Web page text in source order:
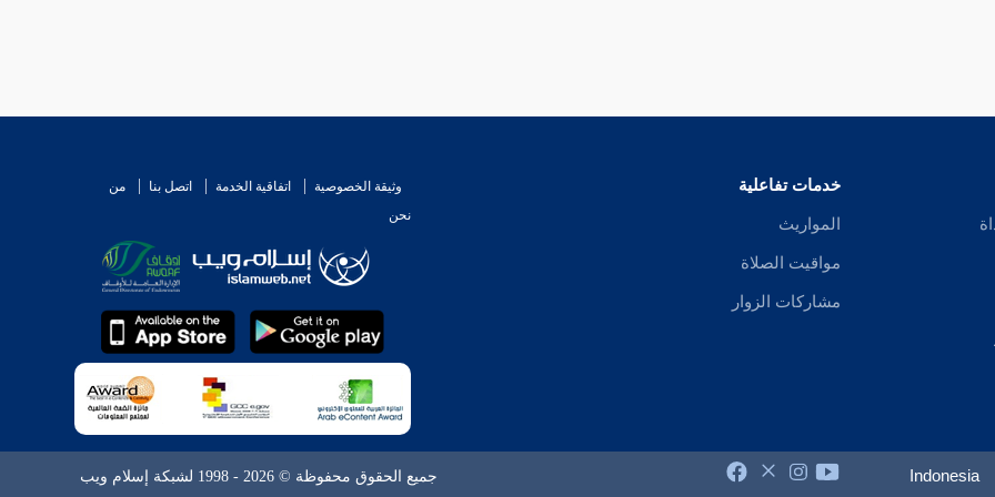
خدمات تفاعلية
المواريث
مواقيت الصلاة
مشاركات الزوار
وثيقة الخصوصية اتفاقية الخدمة اتصل بنا
من
نحن
Indonesia جميع الحقوق محفوظة © 2026 - 1998 لشبكة إسلام ويب